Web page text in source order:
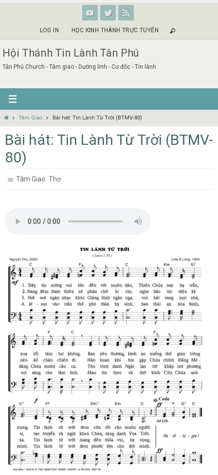
LOG IN HỌC KINH THÁNH TRỰC TUYẾN
Hội Thánh Tin Lành Tân Phú
Tân Phú Church - Tâm giao - Dưỡng linh - Cơ đốc - Tin lành
HomeTâm Giao Bài hát: Tin Lành Từ Trời (BTMV-80)
Bài hát: Tin Lành Từ Trời (BTMV-
80)
Tâm Giao,Thơ